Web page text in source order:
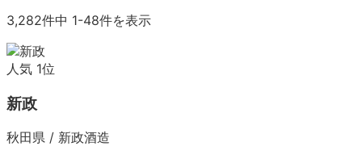
3,282件中 1-48件を表示
人気 1位
新政
秋田県 / 新政酒造